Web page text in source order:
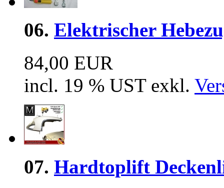
06. Elektrischer
84,00 EUR
incl. 19 % UST exkl.
07. Hardtoplift